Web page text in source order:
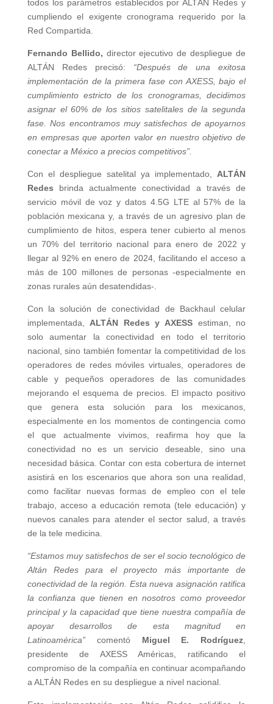
todos los parámetros establecidos por ALTÁN Redes y
cumpliendo el exigente cronograma requerido por la
Red Compartida.
Fernando Bellido, director ejecutivo de despliegue de
ALTÁN Redes precisó: “Después de una exitosa
implementación de la primera fase con AXESS, bajo el
cumplimiento estricto de los cronogramas, decidimos
asignar el 60% de los sitios satelitales de la segunda
fase. Nos encontramos muy satisfechos de apoyarnos
en empresas que aporten valor en nuestro objetivo de
conectar a México a precios competitivos”.
Con el despliegue satelital ya implementado, ALTÁN
Redes brinda actualmente conectividad a través de
servicio móvil de voz y datos 4.5G LTE al 57% de la
población mexicana y, a través de un agresivo plan de
cumplimiento de hitos, espera tener cubierto al menos
un 70% del territorio nacional para enero de 2022 y
llegar al 92% en enero de 2024, facilitando el acceso a
más de 100 millones de personas -especialmente en
zonas rurales aún desatendidas-.
Con la solución de conectividad de Backhaul celular
implementada, ALTÁN Redes y AXESS estiman, no
solo aumentar la conectividad en todo el territorio
nacional, sino también fomentar la competitividad de los
operadores de redes móviles virtuales, operadores de
cable y pequeños operadores de las comunidades
mejorando el esquema de precios. El impacto positivo
que genera esta solución para los mexicanos,
especialmente en los momentos de contingencia como
el que actualmente vivimos, reafirma hoy que la
conectividad no es un servicio deseable, sino una
necesidad básica. Contar con esta cobertura de internet
asistirá en los escenarios que ahora son una realidad,
como facilitar nuevas formas de empleo con el tele
trabajo, acceso a educación remota (tele educación) y
nuevos canales para atender el sector salud, a través
de la tele medicina.
“Estamos muy satisfechos de ser el socio tecnológico de
Altán Redes para el proyecto más importante de
conectividad de la región. Esta nueva asignación ratifica
la confianza que tienen en nosotros como proveedor
principal y la capacidad que tiene nuestra compañía de
apoyar desarrollos de esta magnitud en
Latinoamérica” comentó Miguel E. Rodríguez
presidente de AXESS Américas, ratificando el
compromiso de la compañía en continuar acompañando
a ALTÁN Redes en su despliegue a nivel nacional.